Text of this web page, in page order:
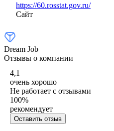
https://60.rosstat.gov.ru/
Сайт
Dream Job
Отзывы о компании
4,1
очень хорошо
Не работает с отзывами
100%
рекомендует
Оставить отзыв